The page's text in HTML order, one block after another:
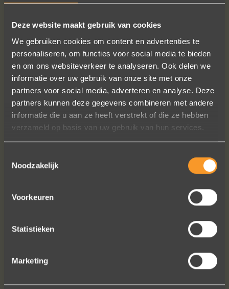
Deze website maakt gebruik van cookies
We gebruiken cookies om content en advertenties te
personaliseren, om functies voor social media te bieden
en om ons websiteverkeer te analyseren. Ook delen we
informatie over uw gebruik van onze site met onze
partners voor social media, adverteren en analyse. Deze
partners kunnen deze gegevens combineren met andere
informatie die u aan ze heeft verstrekt of die ze hebben
verzameld op basis van uw gebruik van hun services.
Noodzakelijk
Voorkeuren
Statistieken
Marketing
Wat een prachtige sieraden! Na mn
trouwring heb ik nu aan mn andere
hand ook een juweeltje. Zo trots als
een pauw ben ik.
Marijn Melis